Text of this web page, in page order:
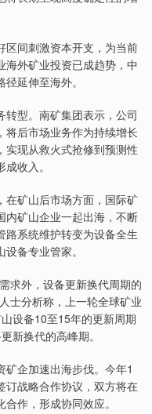
间刺激资本开支，为当前
外矿业投资已成趋势，中
延伸至海外。
型。南矿集团表示，公司
将后市场业务作为持续增长
实现从救火式抢修到预测性
收入。
矿山后市场方面，国际矿
内矿山企业一起出海，不断
路系统维护转变为设备全生
备专业管家。
外，设备更新换代周期的
士分析称，上一轮全球矿业
设备10至15年的更新周期
新换代的高峰期。
企加速出海步伐。今年1
订战略合作协议，双方将在
作，形成协同效应。